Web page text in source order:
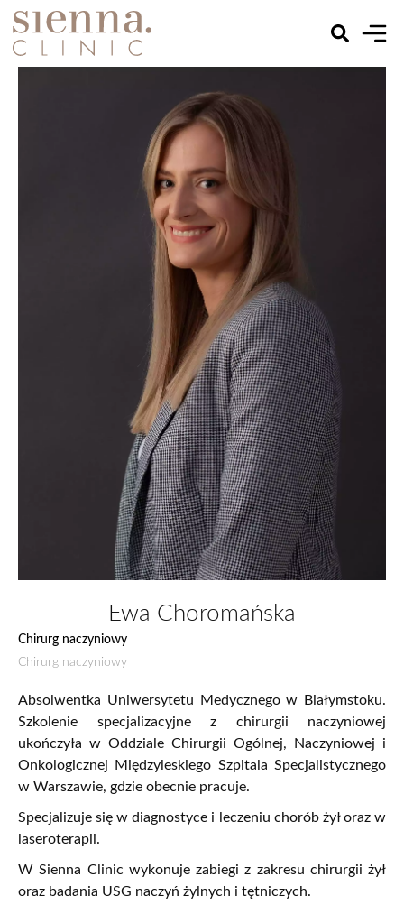
Ewa Choromańska
Chirurg naczyniowy
Chirurg naczyniowy
Absolwentka Uniwersytetu Medycznego w Białymstoku.
Szkolenie specjalizacyjne z chirurgii naczyniowej
ukończyła w Oddziale Chirurgii Ogó lnej, Naczyniowej i
Onkologicznej Międzyleskiego Szpitala Specjalistycznego
w Warszawie, gdzie obecnie pracuje.
Specjalizuje się w diagnostyce i leczeniu chorób żył oraz w
laseroterapii.
W Sienna Clinic wykonuje zabiegi z zakresu chirurgii żył
oraz badania USG naczyń żylnych i tętniczych.